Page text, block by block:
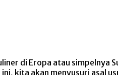
di Eropa atau simpelnya
kita akan menyusuri asal